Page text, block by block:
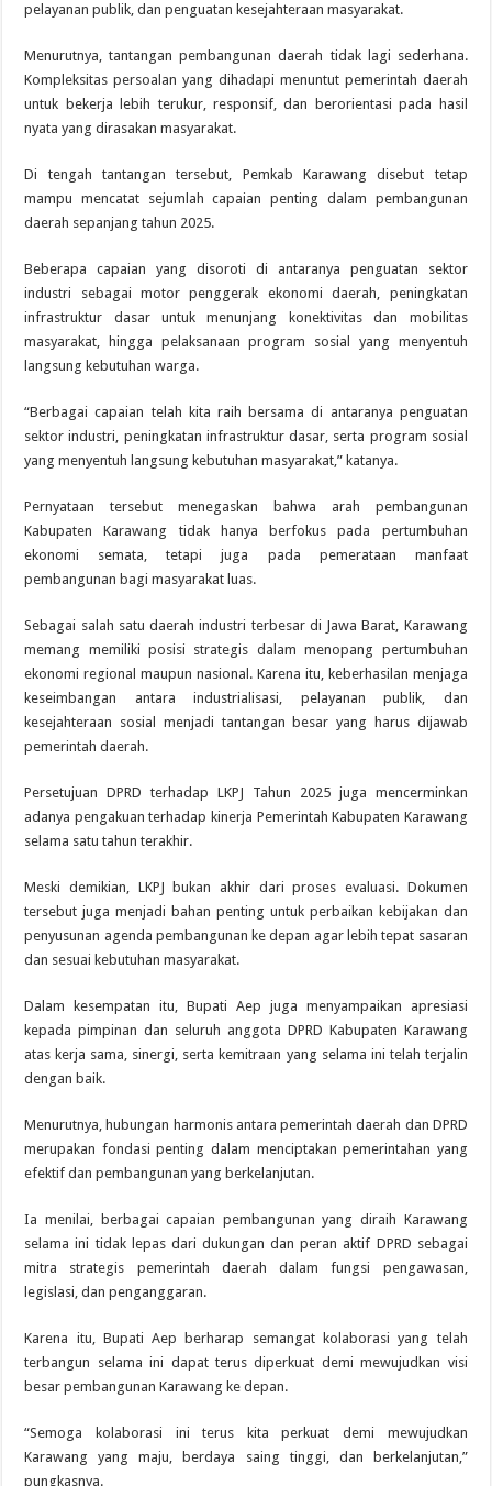
pelayanan publik, dan penguatan kesejahteraan masyarakat.
Menurutnya, tantangan pembangunan daerah tidak lagi sederhana.
Kompleksitas persoalan yang dihadapi menuntut pemerintah daerah
untuk bekerja lebih terukur, responsif, dan berorientasi pada hasil
nyata yang dirasakan masyarakat.
Di tengah tantangan tersebut, Pemkab Karawang disebut tetap
mampu mencatat sejumlah capaian penting dalam pembangunan
daerah sepanjang tahun 2025.
Beberapa capaian yang disoroti di antaranya penguatan sektor
industri sebagai motor penggerak ekonomi daerah, peningkatan
infrastruktur dasar untuk menunjang konektivitas dan mobilitas
masyarakat, hingga pelaksanaan program sosial yang menyentuh
langsung kebutuhan warga.
“Berbagai capaian telah kita raih bersama di antaranya penguatan
sektor industri, peningkatan infrastruktur dasar, serta program sosial
yang menyentuh langsung kebutuhan masyarakat,” katanya.
Pernyataan tersebut menegaskan bahwa arah pembangunan
Kabupaten Karawang tidak hanya berfokus pada pertumbuhan
ekonomi semata, tetapi juga pada pemerataan manfaat
pembangunan bagi masyarakat luas.
Sebagai salah satu daerah industri terbesar di Jawa Barat, Karawang
memang memiliki posisi strategis dalam menopang pertumbuhan
ekonomi regional maupun nasional. Karena itu, keberhasilan menjaga
keseimbangan antara industrialisasi, pelayanan publik, dan
kesejahteraan sosial menjadi tantangan besar yang harus dijawab
pemerintah daerah.
Persetujuan DPRD terhadap LKPJ Tahun 2025 juga mencerminkan
adanya pengakuan terhadap kinerja Pemerintah Kabupaten Karawang
selama satu tahun terakhir.
Meski demikian, LKPJ bukan akhir dari proses evaluasi. Dokumen
tersebut juga menjadi bahan penting untuk perbaikan kebijakan dan
penyusunan agenda pembangunan ke depan agar lebih tepat sasaran
dan sesuai kebutuhan masyarakat.
Dalam kesempatan itu, Bupati Aep juga menyampaikan apresiasi
kepada pimpinan dan seluruh anggota DPRD Kabupaten Karawang
atas kerja sama, sinergi, serta kemitraan yang selama ini telah terjalin
dengan baik.
Menurutnya, hubungan harmonis antara pemerintah daerah dan DPRD
merupakan fondasi penting dalam menciptakan pemerintahan yang
efektif dan pembangunan yang berkelanjutan.
Ia menilai, berbagai capaian pembangunan yang diraih Karawang
selama ini tidak lepas dari dukungan dan peran aktif DPRD sebagai
mitra strategis pemerintah daerah dalam fungsi pengawasan,
legislasi, dan penganggaran.
Karena itu, Bupati Aep berharap semangat kolaborasi yang telah
terbangun selama ini dapat terus diperkuat demi mewujudkan visi
besar pembangunan Karawang ke depan.
“Semoga kolaborasi ini terus kita perkuat demi mewujudkan
Karawang yang maju, berdaya saing tinggi, dan berkelanjutan,”
pungkasnya.